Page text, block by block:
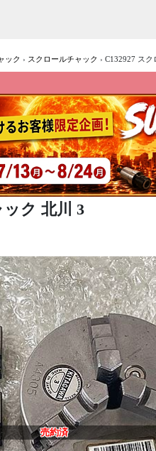
ック › スクロールチャック › C132927 スク
ック 北川 3
売約済